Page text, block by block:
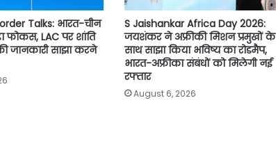
Talks: भारत-चीन
फोकस, LAC पर शांति
जानकारी साझा करने
S Jaishankar Africa Day 2026:
जयशंकर ने अफ्रीकी मिशन प्रमुखों के
साथ साझा किया भविष्य का रोडमैप,
भारत-अफ्रीका संबंधों को मिलेगी नई
रफ्तार
August 6, 2026